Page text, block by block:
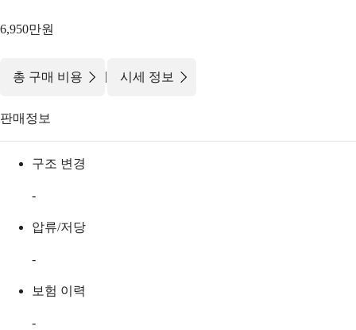
6,950만원
총 구매 비용 | 시세 정보
판매정보
구조 변경
-
압류/저당
-
보험 이력
-